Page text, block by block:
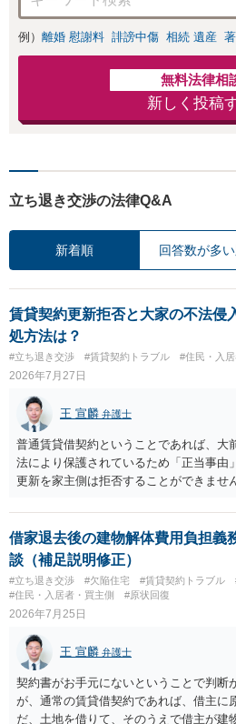
例） 離婚 慰謝料 誹謗中傷 相続 遺産
無料法律相
新しく投稿
立ち退き交渉の法律Q&A
新着順 回答数が多
賃貸契約更新拒否と大家の不法侵
処方法は？
#立ち退き交渉 #賃貸契約トラブル #住民・入
2026年7月27日
王 宣麟 弁護士
普通賃貸借契約ということであれば、大
法により保護されているため「正当事由
更新を家主側は拒否することができませ
定期確認させてもらないこと」が直ちに
せんので、更新拒絶を拒否される方向性
の交渉の中で、一定の金銭をもらえれば
みるのはいかがでしょうか。 過去に賃借
入室する行為自体は不法行為となり、ま
立する可能性がありますので、これを理
借家退去後の建物解体費用負担義
談（補足説明修正）
#立ち退き交渉 #欠陥住宅 #賃貸契約トラブル
#住民・入居者・買主側
#原状回復
2026年7月25日
王 宣麟 弁護士
契約書がお手元にないということで判断
が、通常の賃貸借契約であれば、借主に
だ、土地を借りて、そのうえで借主が建